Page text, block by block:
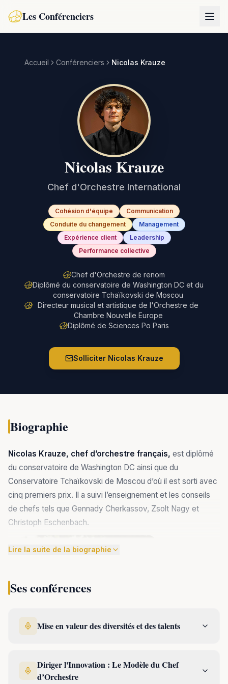
Les Conférenciers
Accueil Conférenciers Nicolas Krauze
Nicolas Krauze
Chef d'Orchestre International
Cohésion d'équipe
Communication
Conduite du changement
Management
Expérience client
Leadership
Performance collective
Chef d'Orchestre de renom
Diplômé du conservatoire de Washington DC et du
conservatoire Tchaïkovski de Moscou
Directeur musical et artistique de l'Orchestre de
Chambre Nouvelle Europe
Diplômé de Sciences Po Paris
Solliciter Nicolas Krauze
Biographie
Nicolas Krauze, chef d’orchestre français, est diplômé
du conservatoire de Washington DC ainsi que du
Conservatoire Tchaïkovski de Moscou d’où il est sorti avec
cinq premiers prix. Il a suivi l’enseignement et les conseils
de chefs tels que Gennady Cherkassov, Zsolt Nagy et
Christoph Eschenbach.
comme en
grands
Lire la suite de la biographie
Ses conférences
Mise en valeur des diversités et des talents
Diriger l'Innovation : Le Modèle du Chef
d’Orchestre